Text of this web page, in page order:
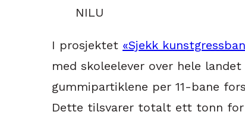
NILU
I prosjektet «Sjekk
med skoleelever over hele
gummipartiklene per 11-bane
Dette tilsvarer totalt ett tonn for